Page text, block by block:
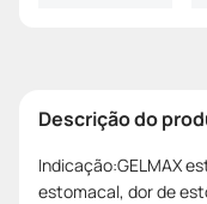
Descrição do
Indicação:GELMAX
estomacal, dor de